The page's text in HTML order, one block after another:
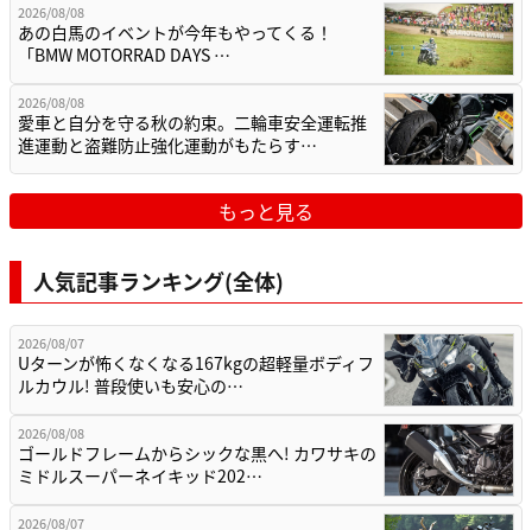
2026/08/08
あの白馬のイベントが今年もやってくる！
「BMW MOTORRAD DAYS …
2026/08/08
愛車と自分を守る秋の約束。二輪車安全運転推
進運動と盗難防止強化運動がもたらす…
もっと見る
人気記事ランキング(全体)
2026/08/07
Uターンが怖くなくなる167kgの超軽量ボディフ
ルカウル! 普段使いも安心の…
2026/08/08
ゴールドフレームからシックな黒へ! カワサキの
ミドルスーパーネイキッド202…
2026/08/07